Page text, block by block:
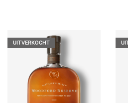
UITVERKOCHT